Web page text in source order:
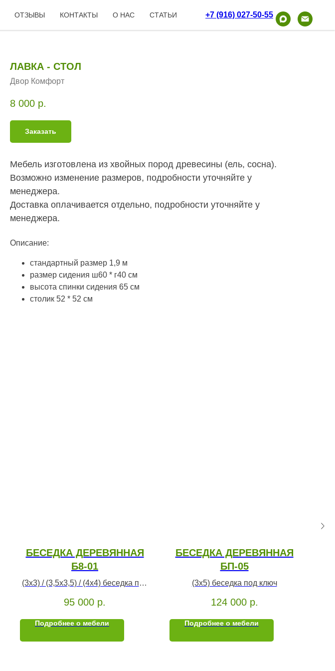
ОТЗЫВЫ КОНТАКТЫ О НАС СТАТЬИ +7 (916) 027-50-55
ЛАВКА - СТОЛ
Двор Комфорт
8 000 р.
Заказать
Мебель изготовлена из хвойных пород древесины (ель, сосна).
Возможно изменение размеров, подробности уточняйте у
менеджера.
Доставка оплачивается отдельно, подробности уточняйте у
менеджера.
Описание:
стандартный размер 1,9 м
размер сидения ш60 * г40 см
высота спинки сидения 65 см
столик 52 * 52 см
БЕСЕДКА ДЕРЕВЯННАЯ
Б8-01
(3х3) / (3,5х3,5) / (4х4) беседка под
95 000 р.
Подробнее о мебели
БЕСЕДКА ДЕРЕВЯННАЯ
БП-05
(3х5) беседка под ключ
124 000 р.
Подробнее о мебели